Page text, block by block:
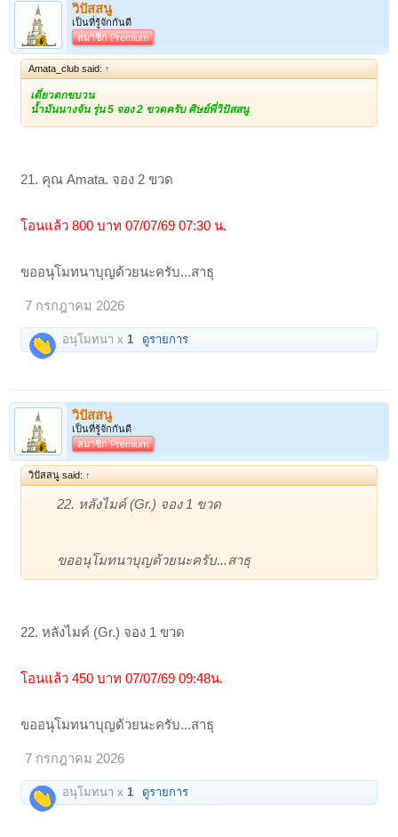
วิปัสสนู
เป็นที่รู้จักกันดี
สมาชิก Premium
Amata_club said: ↑
เดี๋ยวตกขบวน
น้ำมันนางจัน รุ่น 5 จอง 2 ขวดครับ ศิษย์พี่วิปัสสนู
21. คุณ Amata. จอง 2 ขวด
โอนแล้ว 800 บาท 07/07/69 07:30 น.
ขออนุโมทนาบุญด้วยนะครับ...สาธุ
7 กรกฎาคม 2026
อนุโมทนา x 1 ดูรายการ
วิปัสสนู
เป็นที่รู้จักกันดี
สมาชิก Premium
วิปัสสนู said: ↑
22. หลังไมค์ (Gr.) จอง 1 ขวด
ขออนุโมทนาบุญด้วยนะครับ...สาธุ
22. หลังไมค์ (Gr.) จอง 1 ขวด
โอนแล้ว 450 บาท 07/07/69 09:48น.
ขออนุโมทนาบุญด้วยนะครับ...สาธุ
7 กรกฎาคม 2026
อนุโมทนา x 1 ดูรายการ